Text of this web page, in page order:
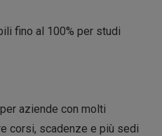
fino al 100% per studi
aziende con molti
corsi, scadenze e più sedi